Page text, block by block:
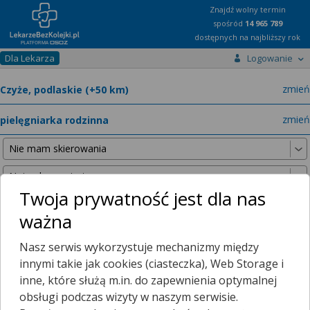
Znajdź wolny termin
spośród 14 965 789
dostępnych na najbliższy rok
Dla Lekarza Logowanie
zmień
zmień
Nie znaleźliśmy żadnych lekarzy w promieniu25 km , dlatego
zwiększyliśmy promień wyszukiwania do
50 km
Twoja prywatność jest dla nas
ważna
Nasz serwis wykorzystuje mechanizmy między
innymi takie jak cookies (ciasteczka), Web Storage i
inne, które służą m.in. do zapewnienia optymalnej
obsługi podczas wizyty w naszym serwisie.